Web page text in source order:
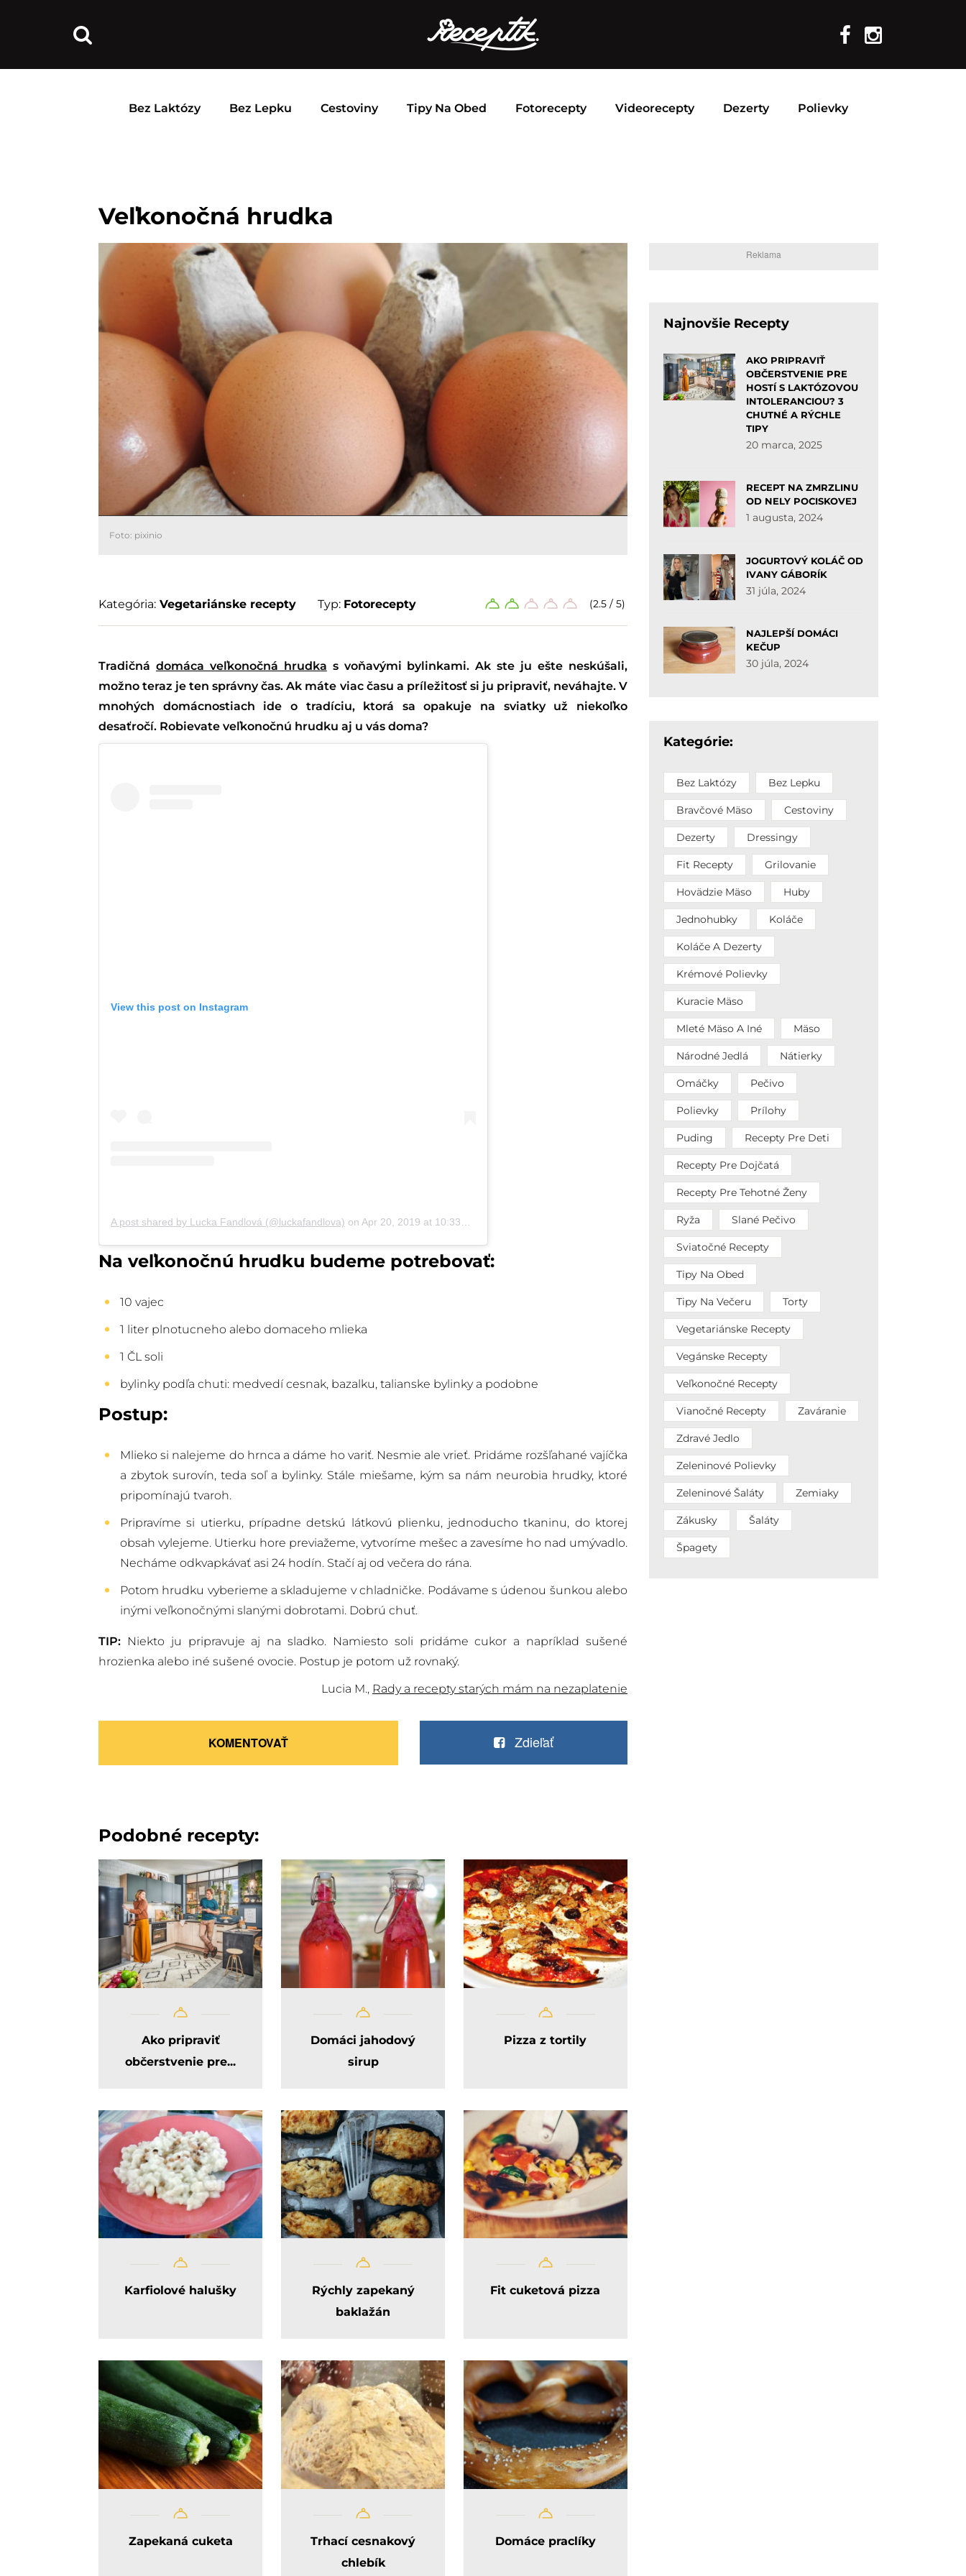
Bez Laktózy Bez Lepku Cestoviny Tipy Na Obed Fotorecepty Videorecepty Dezerty Polievky
Veľkonočná hrudka
Foto: pixinio
(2.5 / 5)
Kategória: Vegetariánske recepty Typ: Fotorecepty
Tradičná domáca veľkonočná hrudka s voňavými bylinkami. Ak ste ju ešte neskúšali,
možno teraz je ten správny čas. Ak máte viac času a príležitosť si ju pripraviť, neváhajte. V
mnohých domácnostiach ide o tradíciu, ktorá sa opakuje na sviatky už niekoľko
desaťročí. Robievate veľkonočnú hrudku aj u vás doma?
View this post on Instagram
A post shared by Lucka Fandlová (@luckafandlova) on Apr 20, 2019 at 10:33am PDT
Na veľkonočnú hrudku budeme potrebovať:
10 vajec
1 liter plnotucneho alebo domaceho mlieka
1 ČL soli
bylinky podľa chuti: medvedí cesnak, bazalku, talianske bylinky a podobne
Postup:
Mlieko si nalejeme do hrnca a dáme ho variť. Nesmie ale vrieť. Pridáme rozšľahané vajíčka
a zbytok surovín, teda soľ a bylinky. Stále miešame, kým sa nám neurobia hrudky, ktoré
pripomínajú tvaroh.
Pripravíme si utierku, prípadne detskú látkovú plienku, jednoducho tkaninu, do ktorej
obsah vylejeme. Utierku hore previažeme, vytvoríme mešec a zavesíme ho nad umývadlo.
Necháme odkvapkávať asi 24 hodín. Stačí aj od večera do rána.
Potom hrudku vyberieme a skladujeme v chladničke. Podávame s údenou šunkou alebo
inými veľkonočnými slanými dobrotami. Dobrú chuť.
TIP: Niekto ju pripravuje aj na sladko. Namiesto soli pridáme cukor a napríklad sušené
hrozienka alebo iné sušené ovocie. Postup je potom už rovnaký.
Lucia M., Rady a recepty starých mám na nezaplatenie
KOMENTOVAŤ Zdieľať
Podobné recepty:
Ako pripraviť
občerstvenie pre...
Domáci jahodový
sirup
Pizza z tortily
Karfiolové halušky
Rýchly zapekaný
baklažán
Fit cuketová pizza
Zapekaná cuketa
Trhací cesnakový
chlebík
Domáce praclíky
Reklama
Najnovšie Recepty
AKO PRIPRAVIŤ
OBČERSTVENIE PRE
HOSTÍ S LAKTÓZOVOU
INTOLERANCIOU? 3
CHUTNÉ A RÝCHLE
TIPY
20 marca, 2025
RECEPT NA ZMRZLINU
OD NELY POCISKOVEJ
1 augusta, 2024
JOGURTOVÝ KOLÁČ OD
IVANY GÁBORÍK
31 júla, 2024
NAJLEPŠÍ DOMÁCI
KEČUP
30 júla, 2024
Kategórie:
Bez Laktózy Bez Lepku
Bravčové Mäso Cestoviny
Dezerty Dressingy
Fit Recepty Grilovanie
Hovädzie Mäso Huby
Jednohubky Koláče
Koláče A Dezerty
Krémové Polievky
Kuracie Mäso
Mleté Mäso A Iné Mäso
Národné Jedlá Nátierky
Omáčky Pečivo
Polievky Prílohy
Puding Recepty Pre Deti
Recepty Pre Dojčatá
Recepty Pre Tehotné Ženy
Ryža Slané Pečivo
Sviatočné Recepty
Tipy Na Obed
Tipy Na Večeru Torty
Vegetariánske Recepty
Vegánske Recepty
Veľkonočné Recepty
Vianočné Recepty Zaváranie
Zdravé Jedlo
Zeleninové Polievky
Zeleninové Šaláty Zemiaky
Zákusky Šaláty
Špagety